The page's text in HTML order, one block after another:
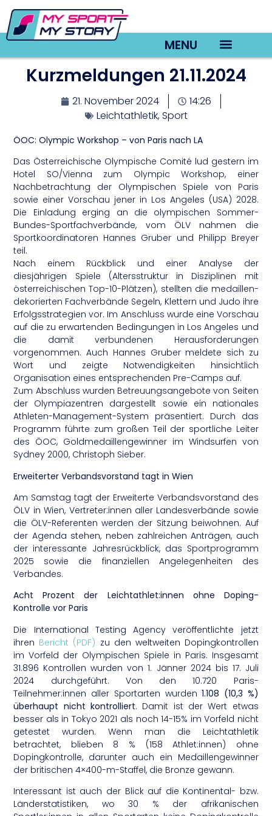
MENU
Kurzmeldungen 21.11.2024
21. November 2024
14:26
Leichtathletik,Sport
ÖOC: Olympic Workshop – von Paris nach LA
Das Österreichische Olympische Comité lud gestern im
Hotel SO/Vienna zum Olympic Workshop, einer
Nachbetrachtung der Olympischen Spiele von Paris
sowie einer Vorschau jener in Los Angeles (USA) 2028.
Die Einladung erging an die olympischen Sommer-
Bundes-Sportfachverbände, vom ÖLV nahmen die
Sportkoordinatoren Hannes Gruber und Philipp Breyer
teil.
Nach einem Rückblick und einer Analyse der
diesjährigen Spiele (Altersstruktur in Disziplinen mit
österreichischen Top-10-Plätzen), stellten die medaillen-
dekorierten Fachverbände Segeln, Klettern und Judo ihre
Erfolgsstrategien vor. Im Anschluss wurde eine Vorschau
auf die zu erwartenden Bedingungen in Los Angeles und
die damit verbundenen Herausforderungen
vorgenommen. Auch Hannes Gruber meldete sich zu
Wort und zeigte Notwendigkeiten hinsichtlich
Organisation eines entsprechenden Pre-Camps auf.
Zum Abschluss wurden Betreuungsangebote von Seiten
der Olympiazentren dargestellt sowie ein nationales
Athleten-Management-System präsentiert. Durch das
Programm führte zum großen Teil der sportliche Leiter
des ÖOC, Goldmedaillengewinner im Windsurfen von
Sydney 2000, Christoph Sieber.
Erweiterter Verbandsvorstand tagt in Wien
Am Samstag tagt der Erweiterte Verbandsvorstand des
ÖLV in Wien, Vertreter:innen aller Landesverbände sowie
die ÖLV-Referenten werden der Sitzung beiwohnen. Auf
der Agenda stehen, neben zahlreichen Anträgen, auch
der interessante Jahresrückblick, das Sportprogramm
2025 sowie die finanziellen Angelegenheiten des
Verbandes.
Acht Prozent der Leichtathlet:innen ohne Doping-
Kontrolle vor Paris
Die International Testing Agency veröffentlichte jetzt
ihren Bericht (PDF) zu den weltweiten Dopingkontrollen
im Vorfeld der Olympischen Spiele in Paris. Insgesamt
31.896 Kontrollen wurden von 1. Jänner 2024 bis 17. Juli
2024 durchgeführt. Von den 10.720 Paris-
Teilnehmer:innen aller Sportarten wurden1.108 (10,3 %)
überhaupt nicht kontrolliert. Damit ist der Wert etwas
besser als in Tokyo 2021 als noch 14-15% im Vorfeld nicht
getestet wurden. Wenn man die Leichtathletik
betrachtet, blieben 8 % (158 Athlet:innen) ohne
Dopingkontrolle, darunter auch ein Medaillengewinner
der britischen 4×400-m-Staffel, die Bronze gewann.
Interessant ist auch der Blick auf die Kontinental- bzw.
Länderstatistiken, wo 30 % der afrikanischen